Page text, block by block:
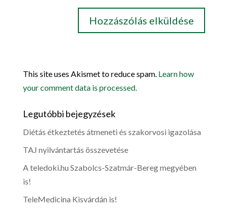
This site uses Akismet to reduce spam. Learn how
your comment data is processed.
Legutóbbi bejegyzések
Diétás étkeztetés átmeneti és szakorvosi igazolása
TAJ nyilvántartás összevetése
A teledoki.hu Szabolcs-Szatmár-Bereg megyében
is!
TeleMedicina Kisvárdán is!